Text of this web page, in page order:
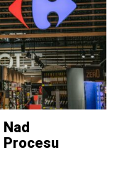
Procesu